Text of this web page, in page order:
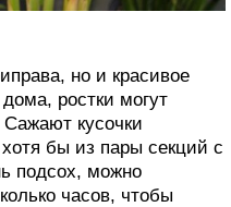
но и красивое
ростки могут
кусочки
бы из пары секций с
подсох, можно
часов, чтобы